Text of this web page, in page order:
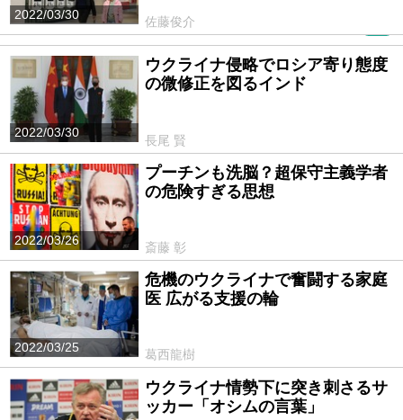
2022/03/30
佐藤俊介
2022/03/30
ウクライナ侵略でロシア寄り態度
の微修正を図るインド
長尾 賢
2022/03/26
プーチンも洗脳？超保守主義学者
の危険すぎる思想
斎藤 彰
2022/03/25
危機のウクライナで奮闘する家庭
医 広がる支援の輪
葛西龍樹
ウクライナ情勢下に突き刺さるサ
ッカー「オシムの言葉」